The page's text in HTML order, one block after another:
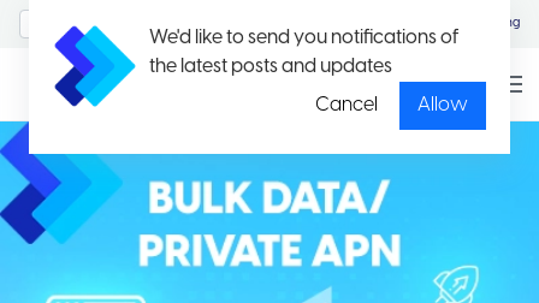
We'd like to send you notifications of
the latest posts and updates
Cancel
Allow
Eng